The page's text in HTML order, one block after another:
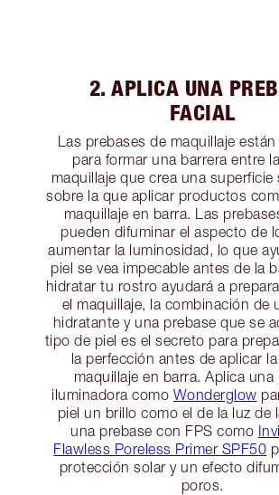
2. APLICA UNA
FACIAL
Las prebases de maquillaje
para formar una barrera entre
maquillaje que crea una superficie
sobre la que aplicar productos
maquillaje en barra. Las
pueden difuminar el aspecto de
aumentar la luminosidad, lo que
piel se vea impecable antes de la
hidratar tu rostro ayudará a
el maquillaje, la combinación de
hidratante y una prebase que se
tipo de piel es el secreto para
la perfección antes de aplicar
maquillaje en barra. Aplica una
iluminadora como Wonderglow
piel un brillo como el de la luz de
una prebase con FPS como
Flawless Poreless Primer SPF50
protección solar y un efecto
poros.